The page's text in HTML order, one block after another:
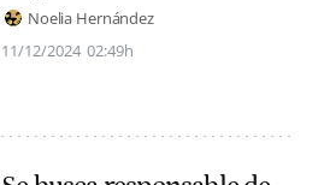
Noelia Hernández
11/12/2024 02:49h